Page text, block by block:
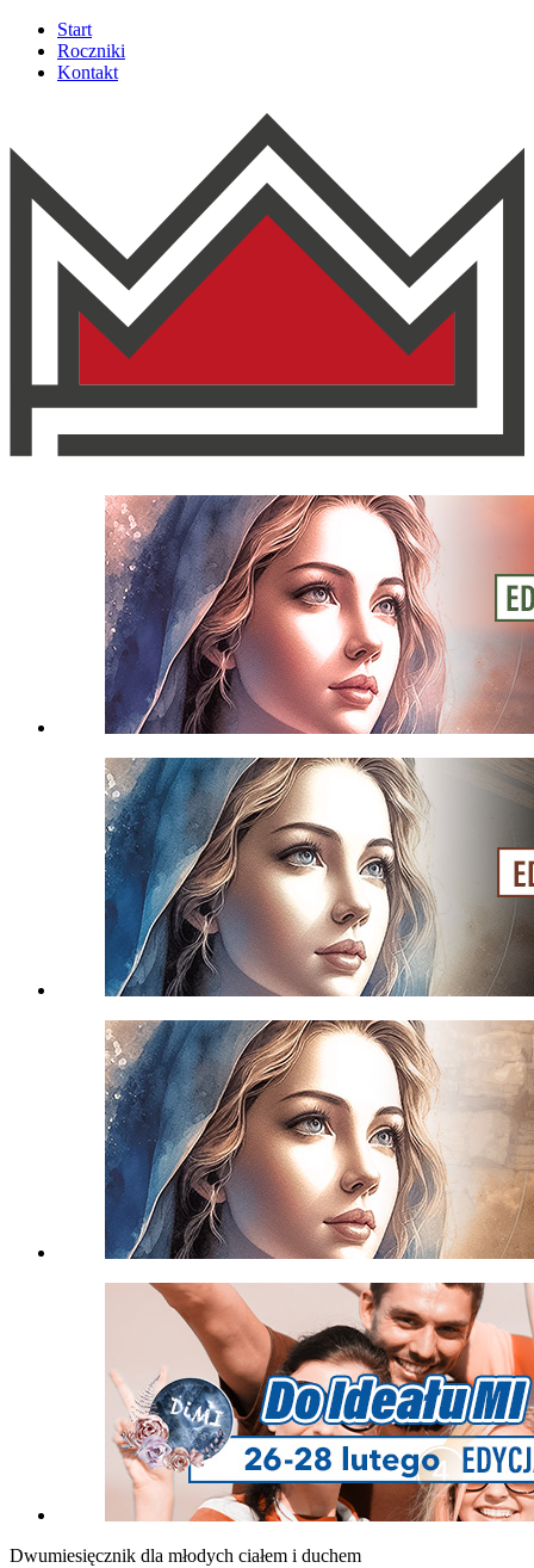
Start
Roczniki
Kontakt
Dwumiesięcznik dla młodych ciałem i duchem